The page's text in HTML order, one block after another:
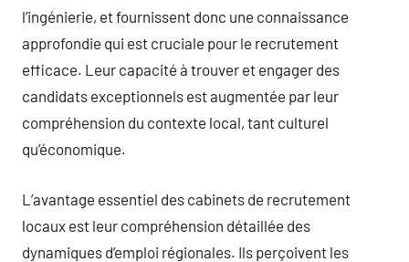
l’ingénierie, et fournissent donc une connaissance
approfondie qui est cruciale pour le recrutement
efficace. Leur capacité à trouver et engager des
candidats exceptionnels est augmentée par leur
compréhension du contexte local, tant culturel
qu’économique.
L’avantage essentiel des cabinets de recrutement
locaux est leur compréhension détaillée des
dynamiques d’emploi régionales. Ils perçoivent les